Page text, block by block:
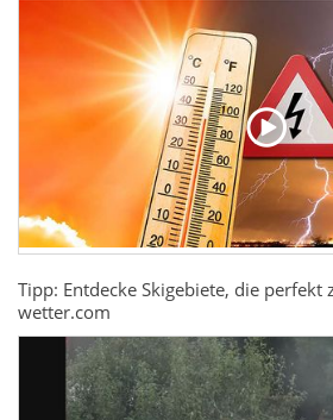
Tipp: Entdecke Skigebiete, die perfekt
wetter.com